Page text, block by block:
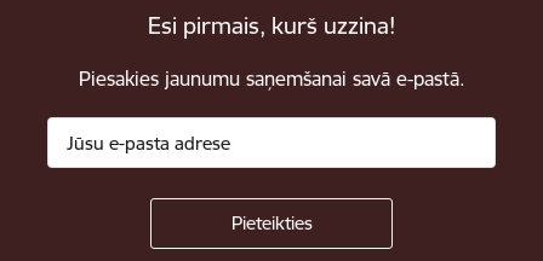
Esi pirmais, kurš uzzina!
Piesakies jaunumu saņemšanai savā e-pastā.